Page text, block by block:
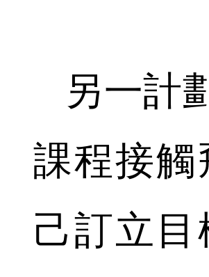
另一計
課程接
己訂立